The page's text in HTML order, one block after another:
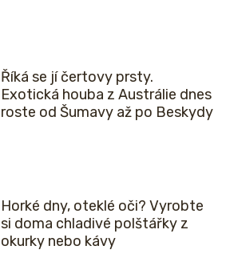
Říká se jí čertovy prsty.
Exotická houba z Austrálie dnes
roste od Šumavy až po Beskydy
Horké dny, oteklé oči? Vyrobte
si doma chladivé polštářky z
okurky nebo kávy